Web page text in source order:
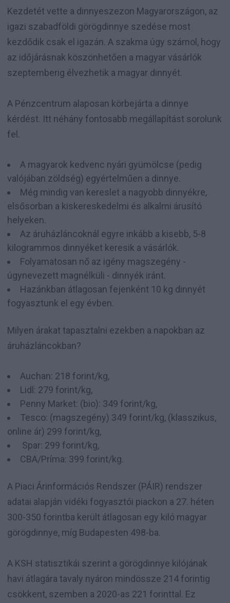
Kezdetét vette a dinnyeszezon Magyarországon, az
igazi szabadföldi görögdinnye szedése most
kezdődik csak el igazán. A szakma úgy számol, hogy
az időjárásnak köszönhetően a magyar vásárlók
szeptemberig élvezhetik a magyar dinnyét.
A Pénzcentrum alaposan körbejárta a dinnye
kérdést. Itt néhány fontosabb megállapítást sorolunk
fel.
A magyarok kedvenc nyári gyümölcse (pedig
valójában zöldség) egyértelműen a dinnye.
Még mindig van kereslet a nagyobb dinnyékre,
elsősorban a kiskereskedelmi és alkalmi árusító
helyeken.
Az áruházláncoknál egyre inkább a kisebb, 5-8
kilogrammos dinnyéket keresik a vásárlók.
Folyamatosan nő az igény magszegény -
úgynevezett magnélküli - dinnyék iránt.
Hazánkban átlagosan fejenként 10 kg dinnyét
fogyasztunk el egy évben.
Milyen árakat tapasztalni ezekben a napokban az
áruházláncokban?
Auchan: 218 forint/kg,
Lidl: 279 forint/kg,
Penny Market: (bio): 349 forint/kg,
Tesco: (magszegény) 349 forint/kg, (klasszikus,
online ár) 299 forint/kg,
Spar: 299 forint/kg,
CBA/Príma: 399 forint/kg.
A Piaci Árinformációs Rendszer (PÁIR) rendszer
adatai alapján vidéki fogyasztói piackon a 27. héten
300-350 forintba került átlagosan egy kiló magyar
görögdinnye, míg Budapesten 498-ba.
A KSH statisztikái szerint a görögdinnye kilójának
havi átlagára tavaly nyáron mindössze 214 forintig
csökkent, szemben a 2020-as 221 forinttal. Ez